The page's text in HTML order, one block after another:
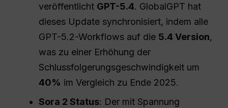
veröffentlicht GPT-5.4. GlobalGPT hat
dieses Update synchronisiert, indem alle
GPT-5.2-Workflows auf die 5.4 Version,
was zu einer Erhöhung der
Schlussfolgerungsgeschwindigkeit um
40% im Vergleich zu Ende 2025.
Sora 2 Status: Der mit Spannung